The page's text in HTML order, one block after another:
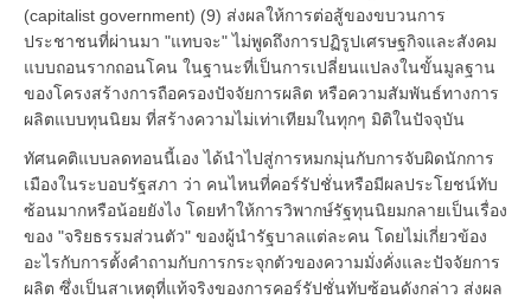
(capitalist government) (9) ส่งผลให้การต่อสู้ของขบวนการ
ประชาชนที่ผ่านมา "แทบจะ" ไม่พูดถึงการปฏิรูปเศรษฐกิจและสังคม
แบบถอนรากถอนโคน ในฐานะที่เป็นการเปลี่ยนแปลงในขั้นมูลฐาน
ของโครงสร้างการถือครองปัจจัยการผลิต หรือความสัมพันธ์ทางการ
ผลิตแบบทุนนิยม ที่สร้างความไม่เท่าเทียมในทุกๆ มิติในปัจจุบัน
ทัศนคติแบบลดทอนนี้เอง ได้นำไปสู่การหมกมุ่นกับการจับผิดนักการ
เมืองในระบอบรัฐสภา ว่า คนไหนที่คอร์รัปชั่นหรือมีผลประโยชน์ทับ
ซ้อนมากหรือน้อยยังไง โดยทำให้การวิพากษ์รัฐทุนนิยมกลายเป็นเรื่อง
ของ "จริยธรรมส่วนตัว" ของผู้นำรัฐบาลแต่ละคน โดยไม่เกี่ยวข้อง
อะไรกับการตั้งคำถามกับการกระจุกตัวของความมั่งคั่งและปัจจัยการ
ผลิต ซึ่งเป็นสาเหตุที่แท้จริงของการคอร์รัปชั่นทับซ้อนดังกล่าว ส่งผล